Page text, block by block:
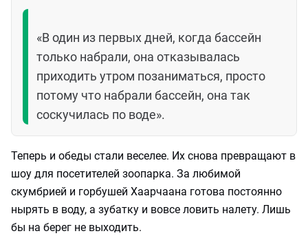
«В один из первых дней, когда бассейн
только набрали, она отказывалась
приходить утром позаниматься, просто
потому что набрали бассейн, она так
соскучилась по воде».
Теперь и обеды стали веселее. Их снова превращают в
шоу для посетителей зоопарка. За любимой
скумбрией и горбушей Хаарчаана готова постоянно
нырять в воду, а зубатку и вовсе ловить налету. Лишь
бы на берег не выходить.